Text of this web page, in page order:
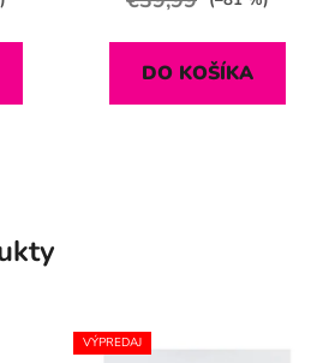
DO KOŠÍKA
VÝPREDAJ